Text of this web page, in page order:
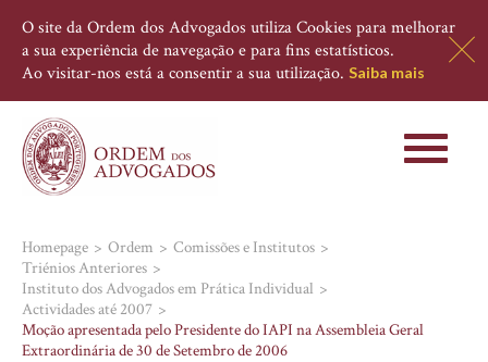
O site da Ordem dos Advogados utiliza Cookies para melhorar
a sua experiência de navegação e para fins estatísticos.
Ao visitar-nos está a consentir a sua utilização. Saiba mais
Toggle
Homepage Ordem
Comissões e Institutos
Triénios Anteriores
Instituto dos Advogados em Prática Individual
Actividades até 2007
Moção apresentada pelo Presidente do IAPI na Assembleia Geral
Extraordinária de 30 de Setembro de 2006